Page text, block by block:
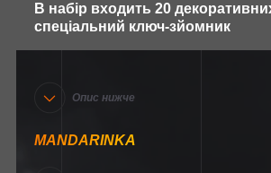
В набір входить 20
спеціальний ключ-зйомник
Опис нижче
MANDARINKA